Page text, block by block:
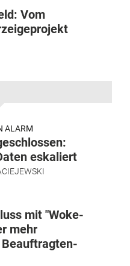
Vom
ALARM
eskaliert
mit "Woke-
mehr